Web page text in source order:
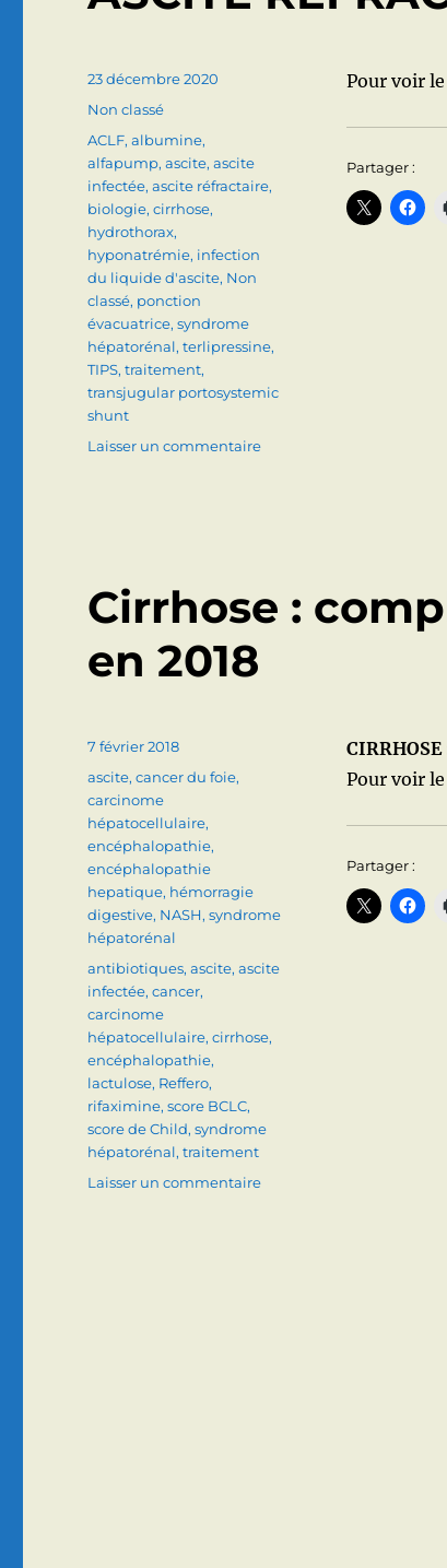
Pour voir
Partager :
Publié
23 décembre 2020
Catégories
Non classé
Étiquettes
ACLF,albumine,
alfapump,ascite,ascite
infectée,ascite réfractaire,
biologie,cirrhose,
hydrothorax,
hyponatrémie, infection
du liquide d'ascite, Non
classé, ponction
évacuatrice,syndrome
hépatorénal,terlipressine,
TIPS,traitement,
transjugular portosystemic
shunt
Laisser un commentairesur
Cirrhose :
en 2018
Pour voir
Partager :
Publié
7 février 2018
Catégories
ascite,cancer du foie,
carcinome
hépatocellulaire,
encéphalopathie,
encéphalopathie
hepatique, hémorragie
digestive, NASH,syndrome
hépatorénal
Étiquettes
antibiotiques,ascite,ascite
infectée,cancer,
carcinome
hépatocellulaire,cirrhose,
encéphalopathie,
lactulose, Reffero,
rifaximine,score BCLC,
score de Child,syndrome
hépatorénal,traitement
Laisser un commentairesur